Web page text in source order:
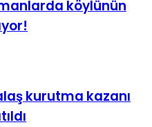
köylünün
kurutma kazanı